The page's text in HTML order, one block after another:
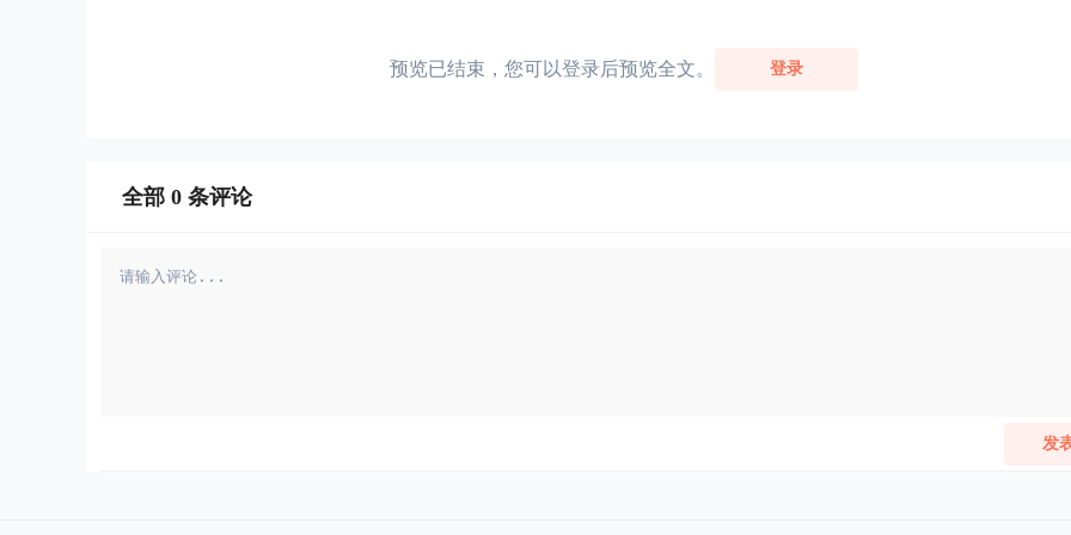
预览已结束，您可以登录后预览全文。 登录
全部 0 条评论
发